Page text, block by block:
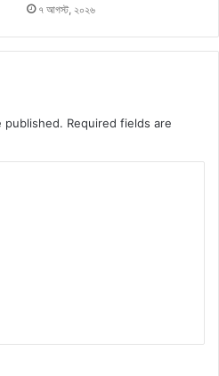
৭ আগস্ট, ২০২৬
published. Required fields are